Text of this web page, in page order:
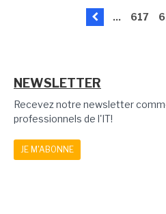
... 617
NEWSLETTER
Recevez notre newsletter
professionnels de l'IT!
JE M'ABONNE